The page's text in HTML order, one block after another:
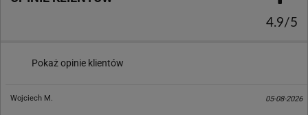
4.9/5
Pokaż opinie klientów
Wojciech M. 05-08-2026